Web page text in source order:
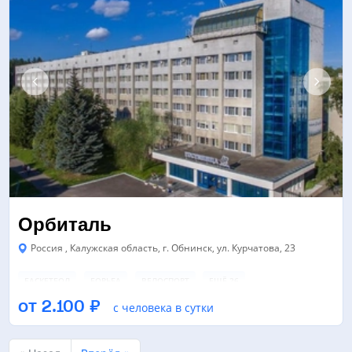
Орбиталь
Россия , Калужская область, г. Обнинск, ул. Курчатова, 23
БАССЕЙН ЗАЛ ТАНЦЕВ/ХОРЕОГРАФИИ ЛЕДОВАЯ АРЕНА
от 2.100 ₽ с человека в сутки